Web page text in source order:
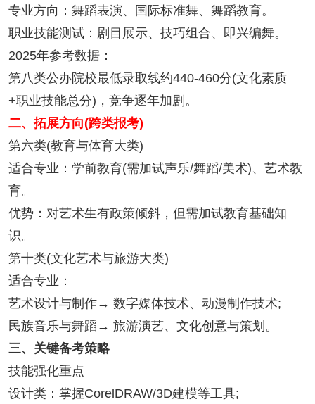
专业方向：舞蹈表演、国际标准舞、舞蹈教育。
职业技能测试：剧目展示、技巧组合、即兴编舞。
2025年参考数据：
第八类公办院校最低录取线约440-460分(文化素质
+职业技能总分)，竞争逐年加剧。
二、拓展方向(跨类报考)
第六类(教育与体育大类)
适合专业：学前教育(需加试声乐/舞蹈/美术)、艺术教
育。
优势：对艺术生有政策倾斜，但需加试教育基础知
识。
第十类(文化艺术与旅游大类)
适合专业：
艺术设计与制作→ 数字媒体技术、动漫制作技术;
民族音乐与舞蹈→ 旅游演艺、文化创意与策划。
三、关键备考策略
技能强化重点
设计类：掌握CorelDRAW/3D建模等工具;